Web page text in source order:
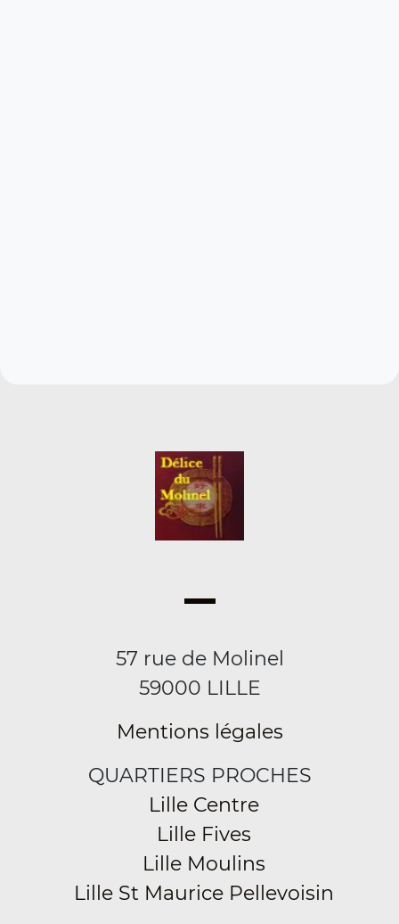
57 rue de Molinel
59000 LILLE
Mentions légales
QUARTIERS PROCHES
Lille Centre
Lille Fives
Lille Moulins
Lille St Maurice Pellevoisin